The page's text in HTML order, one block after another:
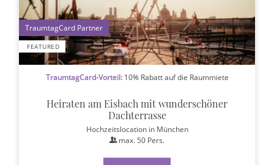
FEATURED
1
TraumtagCard-Vorteil:10% Rabatt auf die Raummiete
Heiraten am Eisbach mit wunderschöner
Dachterrasse
Hochzeitslocation in München
max. 50 Pers.